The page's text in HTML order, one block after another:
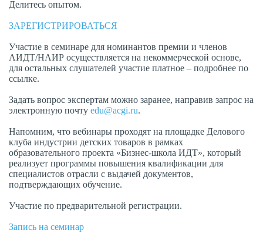
Делитесь опытом.
ЗАРЕГИСТРИРОВАТЬСЯ
Участие в семинаре для номинантов премии и членов
АИДТ/НАИР осуществляется на некоммерческой основе,
для остальных слушателей участие платное – подробнее по
ссылке.
Задать вопрос экспертам можно заранее, направив запрос на
электронную почту edu@acgi.ru.
Напомним, что вебинары проходят на площадке Делового
клуба индустрии детских товаров в рамках
образовательного проекта «Бизнес-школа ИДТ», который
реализует программы повышения квалификации для
специалистов отрасли с выдачей документов,
подтверждающих обучение.
Участие по предварительной регистрации.
Запись на семинар